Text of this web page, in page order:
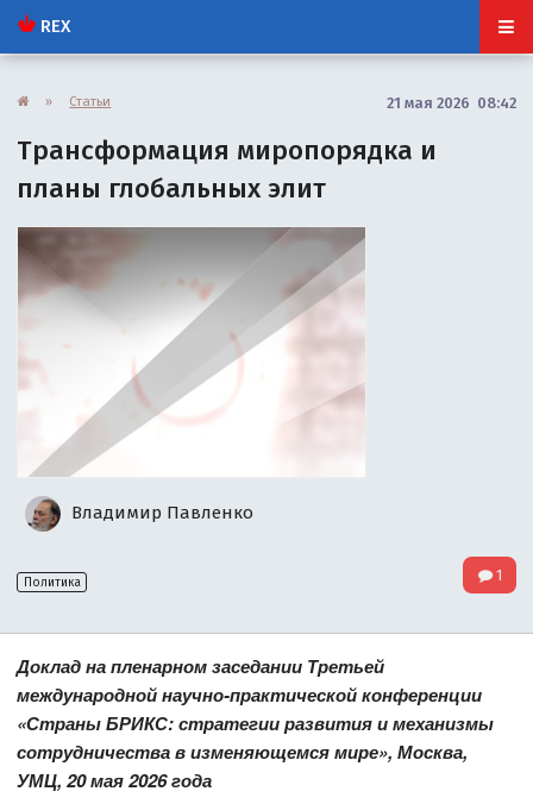
REX
» Статьи 21 мая 2026 08:42
Трансформация миропорядка и
планы глобальных элит
Владимир Павленко
Политика 1
Доклад на пленарном заседании Третьей
международной научно-практической конференции
«Страны БРИКС: стратегии развития и механизмы
сотрудничества в изменяющемся мире», Москва,
УМЦ, 20 мая 2026 года